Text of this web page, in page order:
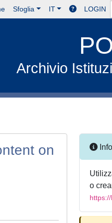
Sfoglia IT LOGIN
Archivio
on
o